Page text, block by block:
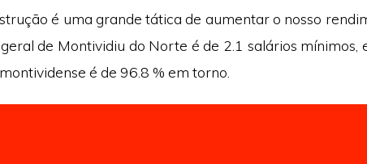
é uma grande tática de aumentar o nosso
de Montividiu do Norte é de 2.1 salários mínimos,
é de 96.8 % em torno.